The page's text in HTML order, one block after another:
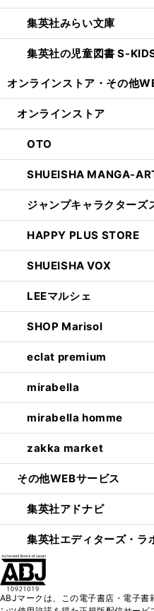
集英社みらい文庫
集英社の児童図書 S-
オンラインストア・ その他
オンラインストア
OTO
SHUEISHA MANGA-
ジャンプキャラクターズ
HAPPY PLUS STORE
SHUEISHA VOX
LEEマルシェ
SHOP Marisol
eclat premium
mirabella
mirabella homme
zakka market
その他WEBサービス
集英社アドナビ
集英社エディターズ・ラ
ABJマークは、この電子書店・電子書